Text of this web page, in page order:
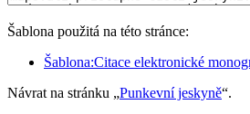
Šablona použitá na této stránce:
Šablona:Citace elektronické
Návrat na stránku „Punkevní jeskyně“.